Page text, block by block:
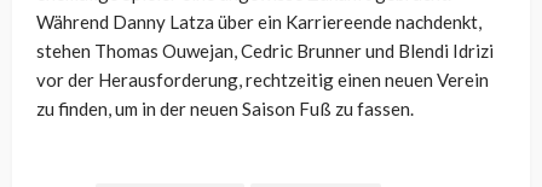
Während Danny Latza über ein Karriereende nachdenkt,
stehen Thomas Ouwejan, Cedric Brunner und Blendi Idrizi
vor der Herausforderung, rechtzeitig einen neuen Verein
zu finden, um in der neuen Saison Fuß zu fassen.